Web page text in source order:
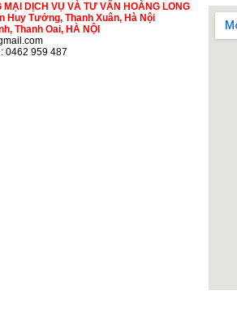
MẠI DỊCH VỤ VÀ TƯ VẤN HOÀNG LONG
Huy Tưởng, Thanh Xuân, Hà Nội
Thanh Oai, HÀ NỘI
0462 959 487